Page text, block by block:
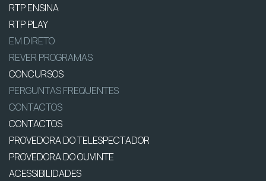
RTP ENSINA
RTP PLAY
EM DIRETO
REVER PROGRAMAS
CONCURSOS
PERGUNTAS FREQUENTES
CONTACTOS
CONTACTOS
PROVEDORA DO TELESPECTADOR
PROVEDORA DO OUVINTE
ACESSIBILIDADES